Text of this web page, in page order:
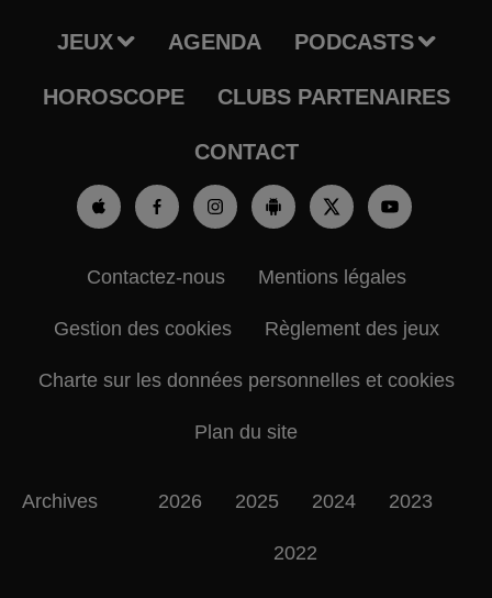
JEUX AGENDA PODCASTS
HOROSCOPE CLUBS PARTENAIRES
CONTACT
Contactez-nous Mentions légales
Gestion des cookies Règlement des jeux
Charte sur les données personnelles et cookies
Plan du site
Archives 2026 2025 2024 2023
2022